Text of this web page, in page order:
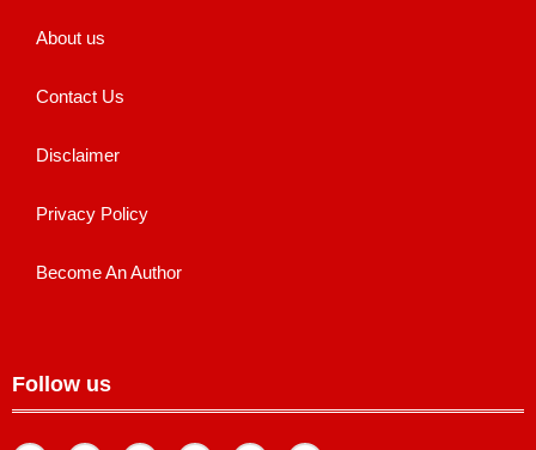
About us
Contact Us
Disclaimer
Privacy Policy
Become An Author
Follow us